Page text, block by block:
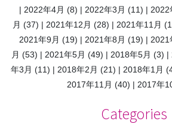
2022年4月 (8) 2022年3月 (11) 2022
月 (37) 2021年12月 (28) 2021年11月
2021年9月 (19) 2021年8月 (19) 2021
月 (53) 2021年5月 (49) 2018年5月 (3)
年3月 (11) 2018年2月 (21) 2018年1月
2017年11月 (40) 2017年
Categories